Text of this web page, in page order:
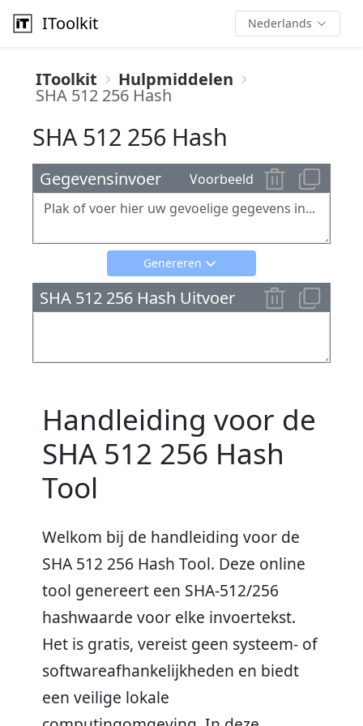
IToolkit Nederlands
IToolkit Hulpmiddelen
SHA 512 256 Hash
SHA 512 256 Hash
Gegevensinvoer Voorbeeld
Genereren
SHA 512 256 Hash Uitvoer
Handleiding voor de
SHA 512 256 Hash
Tool
Welkom bij de handleiding voor de
SHA 512 256 Hash Tool. Deze online
tool genereert een SHA-512/256
hashwaarde voor elke invoertekst.
Het is gratis, vereist geen systeem- of
softwareafhankelijkheden en biedt
een veilige lokale